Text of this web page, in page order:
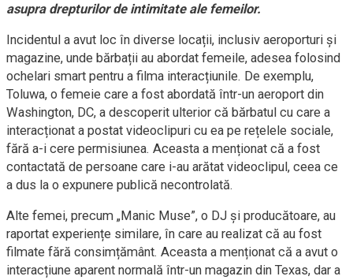
asupra drepturilor de intimitate ale femeilor.
Incidentul a avut loc în diverse locații, inclusiv aeroporturi și
magazine, unde bărbații au abordat femeile, adesea folosind
ochelari smart pentru a filma interacțiunile. De exemplu,
Toluwa, o femeie care a fost abordată într-un aeroport din
Washington, DC, a descoperit ulterior că bărbatul cu care a
interacționat a postat videoclipuri cu ea pe rețelele sociale,
fără a-i cere permisiunea. Aceasta a menționat că a fost
contactată de persoane care i-au arătat videoclipul, ceea ce
a dus la o expunere publică necontrolată.
Alte femei, precum „Manic Muse”, o DJ și producătoare, au
raportat experiențe similare, în care au realizat că au fost
filmate fără consimțământ. Aceasta a menționat că a avut o
interacțiune aparent normală într-un magazin din Texas, dar a